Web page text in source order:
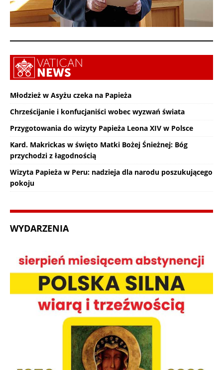
Młodzież w Asyżu czeka na Papieża
Chrześcijanie i konfucjaniści wobec wyzwań świata
Przygotowania do wizyty Papieża Leona XIV w Polsce
Kard. Makrickas w święto Matki Bożej Śnieżnej: Bóg
przychodzi z łagodnością
Wizyta Papieża w Peru: nadzieja dla narodu poszukującego
pokoju
WYDARZENIA